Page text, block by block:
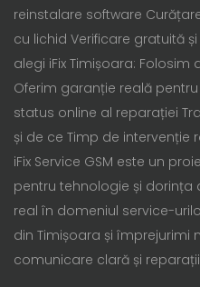
reinstalare software
cu lichid Verificare gratuită
alegi iFix Timișoara:
Oferim garanție reală
status online al reparației
și de ce Timp de intervenție
iFix Service GSM este un
pentru tehnologie și
real în domeniul service-
din Timișoara și împrejurimi
comunicare clară și